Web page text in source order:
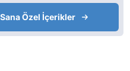
Özel İçerikler